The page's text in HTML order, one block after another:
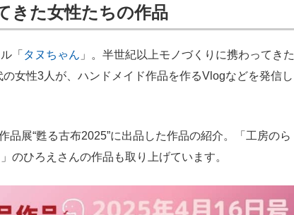
きた女性たちの作品
「 タヌちゃん 」。半世紀以上モノづくりに携わってきた
女性3人が、ハンドメイド作品を作るVlogなどを発信し
展“甦る古布2025”に出品した作品の紹介。「工房のら
のひろえさんの作品も取り上げています。